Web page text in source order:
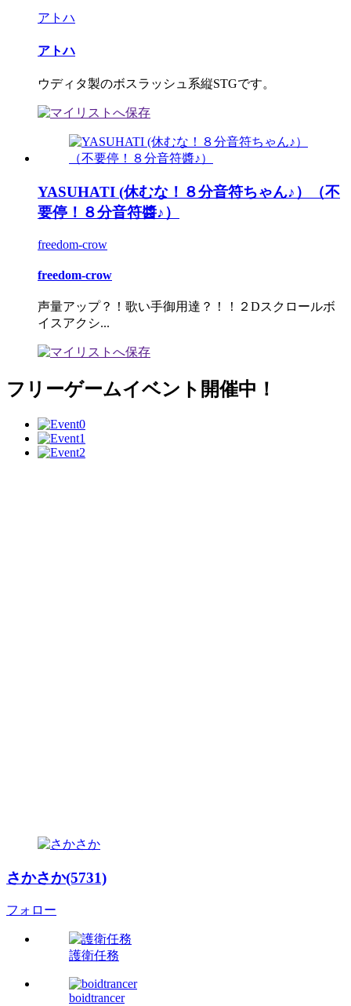
アトハ
アトハ
ウディタ製のボスラッシュ系縦STGです。
YASUHATI (休むな！８分音符ちゃん♪）（不
要停！８分音符醬♪）
freedom-crow
freedom-crow
声量アップ？！歌い手御用達？！！２Dスクロールボ
イスアクシ...
フリーゲームイベント開催中！
さかさか(5731)
フォロー
護衛任務
boidtrancer